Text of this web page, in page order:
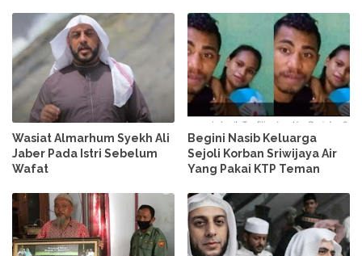
Wasiat Almarhum Syekh Ali
Jaber Pada Istri Sebelum
Wafat
Begini Nasib Keluarga
Sejoli Korban Sriwijaya Air
Yang Pakai KTP Teman